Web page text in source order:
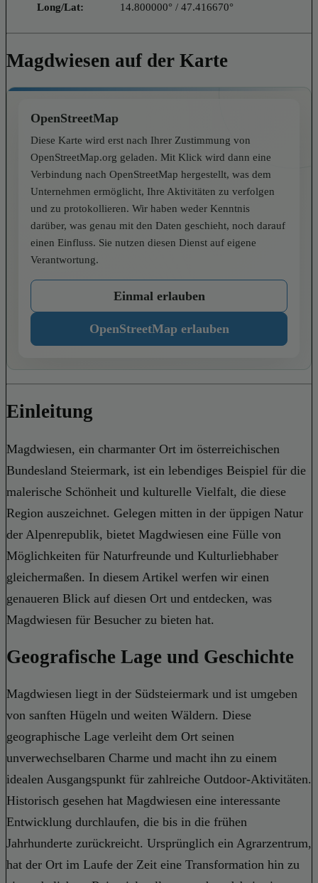
Long/Lat: 14.800000° / 47.416670°
Magdwiesen auf der Karte
OpenStreetMap
Diese Karte wird erst nach Ihrer Zustimmung von
OpenStreetMap.org geladen. Mit Klick wird dann eine
Verbindung nach OpenStreetMap hergestellt, was dem
Unternehmen ermöglicht, Ihre Aktivitäten zu verfolgen
und zu protokollieren. Wir haben weder Kenntnis
darüber, was genau mit den Daten geschieht, noch darauf
einen Einfluss. Sie nutzen diesen Dienst auf eigene
Verantwortung.
Einmal erlauben
OpenStreetMap erlauben
Einleitung
Magdwiesen, ein charmanter Ort im österreichischen
Bundesland Steiermark, ist ein lebendiges Beispiel für die
malerische Schönheit und kulturelle Vielfalt, die diese
Region auszeichnet. Gelegen mitten in der üppigen Natur
der Alpenrepublik, bietet Magdwiesen eine Fülle von
Möglichkeiten für Naturfreunde und Kulturliebhaber
gleichermaßen. In diesem Artikel werfen wir einen
genaueren Blick auf diesen Ort und entdecken, was
Magdwiesen für Besucher zu bieten hat.
Geografische Lage und Geschichte
Magdwiesen liegt in der Südsteiermark und ist umgeben
von sanften Hügeln und weiten Wäldern. Diese
geographische Lage verleiht dem Ort seinen
unverwechselbaren Charme und macht ihn zu einem
idealen Ausgangspunkt für zahlreiche Outdoor-Aktivitäten.
Historisch gesehen hat Magdwiesen eine interessante
Entwicklung durchlaufen, die bis in die frühen
Jahrhunderte zurückreicht. Ursprünglich ein Agrarzentrum,
hat der Ort im Laufe der Zeit eine Transformation hin zu